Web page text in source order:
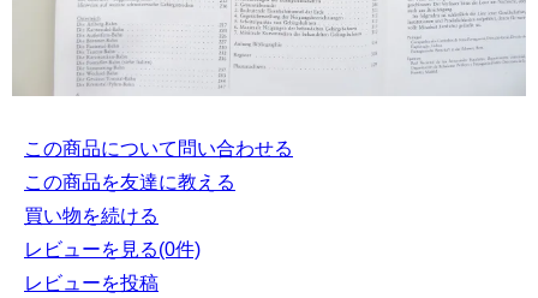
この商品について問い合わせる
この商品を友達に教える
買い物を続ける
レビューを見る(0件)
レビューを投稿